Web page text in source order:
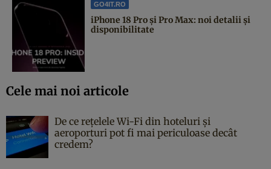
GO4IT.RO
iPhone 18 Pro și Pro Max: noi detalii și
disponibilitate
Cele mai noi articole
De ce rețelele Wi-Fi din hoteluri și
aeroporturi pot fi mai periculoase decât
credem?